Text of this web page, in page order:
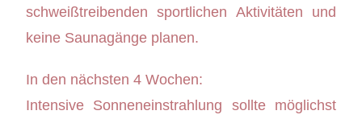
schweißtreibenden sportlichen Aktivitäten und
keine Saunagänge planen.
In den nächsten 4 Wochen:
Intensive Sonneneinstrahlung sollte möglichst